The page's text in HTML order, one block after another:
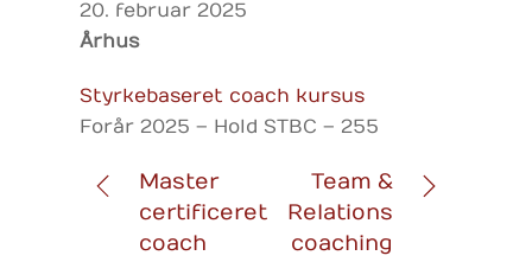
20. februar 2025
Århus
Styrkebaseret coach kursus
Forår 2025 – Hold STBC – 255
Master
certificeret
coach
Team &
Relations
coaching